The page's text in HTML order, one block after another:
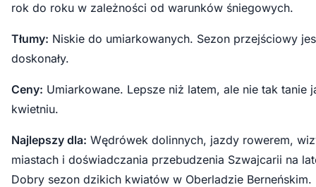
rok do roku w zależności od warunków śniegowych.
Tłumy: Niskie do umiarkowanych. Sezon przejściowy
doskonały.
Ceny: Umiarkowane. Lepsze niż latem, ale nie tak tanie
kwietniu.
Najlepszy dla: Wędrówek dolinnych, jazdy rowerem,
miastach i doświadczania przebudzenia Szwajcarii na
Dobry sezon dzikich kwiatów w Oberladzie Berneńskim.